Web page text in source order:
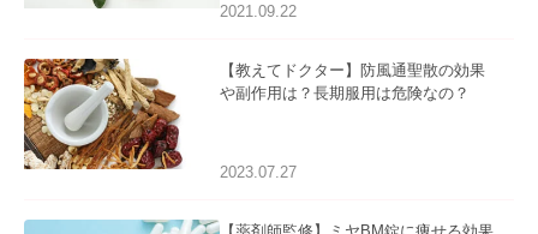
2021.09.22
【教えてドクター】防風通聖散の効果
や副作用は？長期服用は危険なの？
2023.07.27